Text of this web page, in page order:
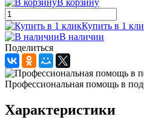
Купить в 1
В наличии
Поделиться
Профессиональная помощь в
Характеристики